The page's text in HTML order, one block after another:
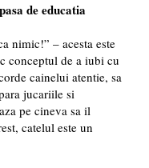
de educatia
nimic!” – acesta este
conceptul de a iubi cu
cainelui atentie, sa
jucariile si
pe cineva sa il
catelul este un